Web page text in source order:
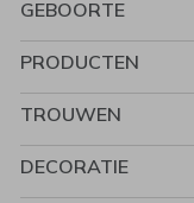
GEBOORTE
PRODUCTEN
TROUWEN
DECORATIE